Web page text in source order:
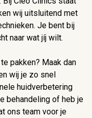
wij uitsluitend met
Je bent bij
naar wat jíj wilt.
pakken? Maak dan
wij je zo snel
huidverbetering
behandeling of heb je
ons team voor je